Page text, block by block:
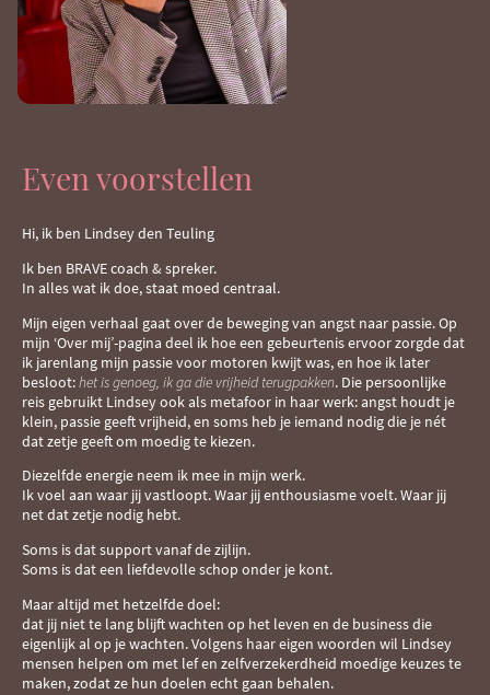
Even voorstellen
Hi, ik ben Lindsey den Teuling
Ik ben BRAVE coach & spreker.
In alles wat ik doe, staat moed centraal.
Mijn eigen verhaal gaat over de beweging van angst naar passie. Op
mijn ‘Over mij’-pagina deel ik hoe een gebeurtenis ervoor zorgde dat
ik jarenlang mijn passie voor motoren kwijt was, en hoe ik later
besloot:het is genoeg, ik ga die vrijheid terugpakken. Die persoonlijke
reis gebruikt Lindsey ook als metafoor in haar werk: angst houdt je
klein, passie geeft vrijheid, en soms heb je iemand nodig die je nét
dat zetje geeft om moedig te kiezen.
Diezelfde energie neem ik mee in mijn werk.
Ik voel aan waar jij vastloopt. Waar jij enthousiasme voelt. Waar jij
net dat zetje nodig hebt.
Soms is dat support vanaf de zijlijn.
Soms is dat een liefdevolle schop onder je kont.
Maar altijd met hetzelfde doel:
dat jij niet te lang blijft wachten op het leven en de business die
eigenlijk al op je wachten. Volgens haar eigen woorden wil Lindsey
mensen helpen om met lef en zelfverzekerdheid moedige keuzes te
maken, zodat ze hun doelen echt gaan behalen.